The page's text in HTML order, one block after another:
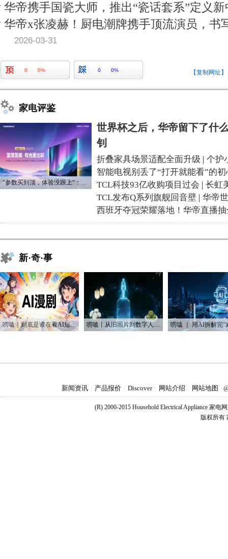
华帝携手国瓷大师，推出“瓷话套系”定义
华帝x张凌赫！厨电潮牌携手顶流演员，书
2026-03-31
0 0% 0 0% 【复制网址】
家电评鉴
“参数买到顶，体验没跟上“：长虹追光Q70S给高端电视打了个样
世界杯之后，华帝留下了什
钊
折叠家具场景适配全面升级 | 个护
智能电视别丢了“打开就能看”的初
TCL科技93亿收购项目过会 | 长虹
TCL发布Q系列旗舰回音壁 | 华帝
西班牙夺冠荣耀落地！华帝直播
新·奇·事
唠嗑｜到底是谁在看AI短剧？！ 唠嗑丨从旧照片到数字人：AI如何“复活”我们的思念
新闻资讯 产品报价 Discover 网站介绍 网站地图
(R) 2000-2015 Household Electrical Appliance 家电
版权所有